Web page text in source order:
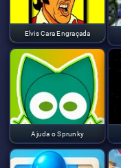
Elvis Cara Engraçada
Ajuda o Sprunky